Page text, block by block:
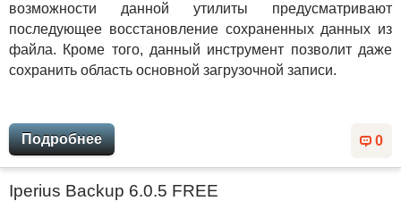
возможности данной утилиты предусматривают
последующее восстановление сохраненных данных из
файла. Кроме того, данный инструмент позволит даже
сохранить область основной загрузочной записи.
0
Подробнее
Iperius Backup 6.0.5 FREE